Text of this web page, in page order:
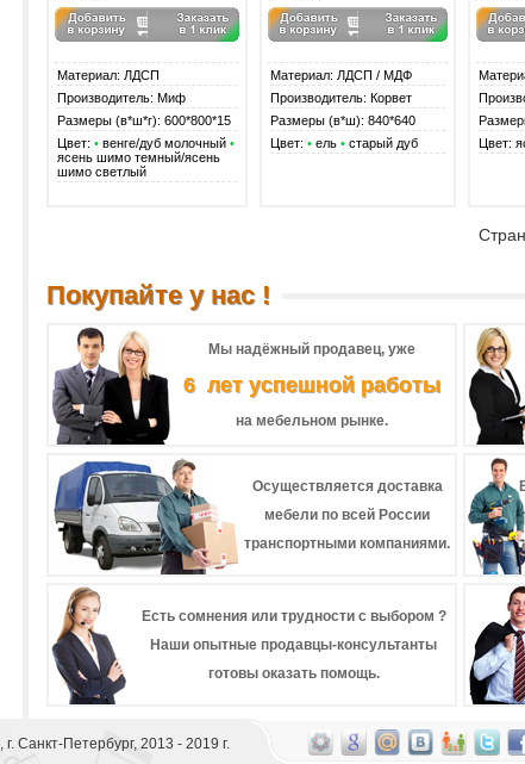
Материал: ЛДСП
Производитель: Миф
Размеры (в*ш*г): 600*800*15
Цвет: • венге/дуб молочный •
ясень шимо темный/ясень
шимо светлый
Материал: ЛДСП / МДФ
Производитель: Корвет
Размеры (в*ш): 840*640
Цвет: • ель • старый дуб
Цвет:
Покупайте у нас !
Мы надёжный продавец, уже
6 лет успешной работы
на мебельном рынке.
Осуществляется доставка
мебели по всей России
транспортными компаниями.
Есть сомнения или трудности с выбором ?
Наши опытные продавцы-консультанты
готовы оказать помощь.
, г. Санкт-Петербург, 2013 - 2019 г.